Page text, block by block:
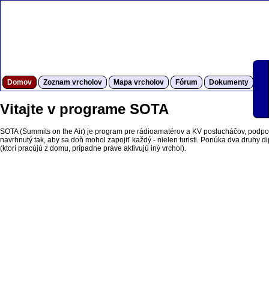
Domov Zoznam vrcholov Mapa vrcholov Fórum Dokumenty
Vitajte v programe SOTA
SOTA (Summits on the Air) je program pre rádioamatérov a KV poslucháčov,
navrhnutý tak, aby sa doň mohol zapojiť každý - nielen turisti. Ponúka dva druhy
(ktorí pracújú z domu, prípadne práve aktivujú iný vrchol).